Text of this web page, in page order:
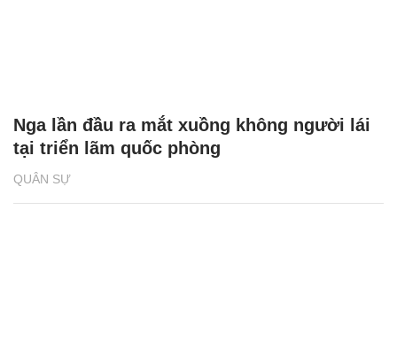
QUÂN SỰ
Nga lần đầu ra mắt xuồng không người lái
tại triển lãm quốc phòng